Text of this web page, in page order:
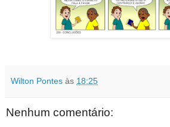
Wilton Pontes às 18:25
Nenhum comentário: